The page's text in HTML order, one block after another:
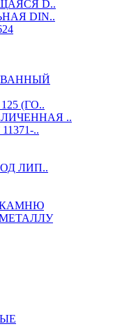
D..
DIN..
(ГО..
..
..
ЛИП..
КАМНЮ